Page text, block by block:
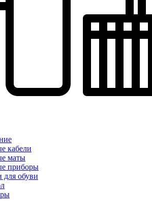
кабели
маты
приборы
обуви